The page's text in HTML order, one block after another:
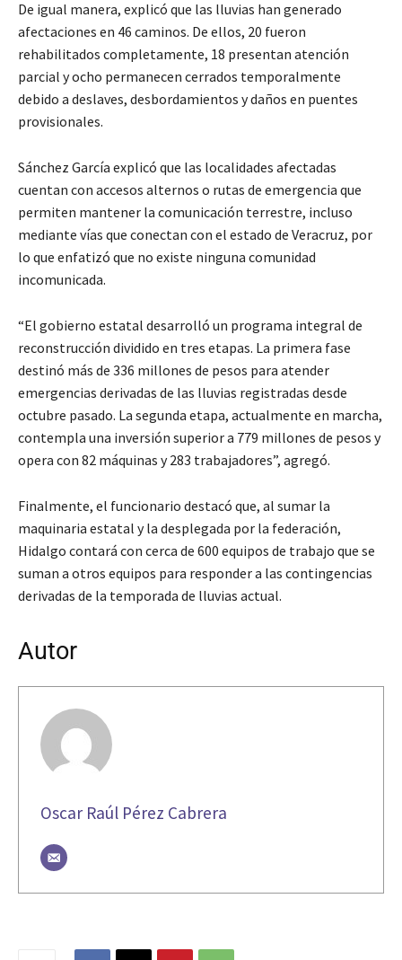
De igual manera, explicó que las lluvias han generado
afectaciones en 46 caminos. De ellos, 20 fueron
rehabilitados completamente, 18 presentan atención
parcial y ocho permanecen cerrados temporalmente
debido a deslaves, desbordamientos y daños en puentes
provisionales.
Sánchez García explicó que las localidades afectadas
cuentan con accesos alternos o rutas de emergencia que
permiten mantener la comunicación terrestre, incluso
mediante vías que conectan con el estado de Veracruz, por
lo que enfatizó que no existe ninguna comunidad
incomunicada.
“El gobierno estatal desarrolló un programa integral de
reconstrucción dividido en tres etapas. La primera fase
destinó más de 336 millones de pesos para atender
emergencias derivadas de las lluvias registradas desde
octubre pasado. La segunda etapa, actualmente en marcha,
contempla una inversión superior a 779 millones de pesos y
opera con 82 máquinas y 283 trabajadores”, agregó.
Finalmente, el funcionario destacó que, al sumar la
maquinaria estatal y la desplegada por la federación,
Hidalgo contará con cerca de 600 equipos de trabajo que se
suman a otros equipos para responder a las contingencias
derivadas de la temporada de lluvias actual.
Autor
Oscar Raúl Pérez Cabrera